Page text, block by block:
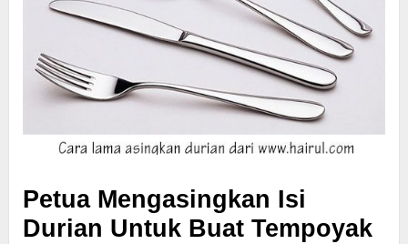
Petua Mengasingkan Isi
Durian Untuk Buat Tempoyak